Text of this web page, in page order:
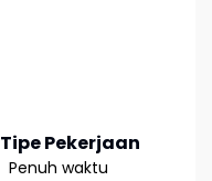
Tipe Pekerjaan
Penuh waktu